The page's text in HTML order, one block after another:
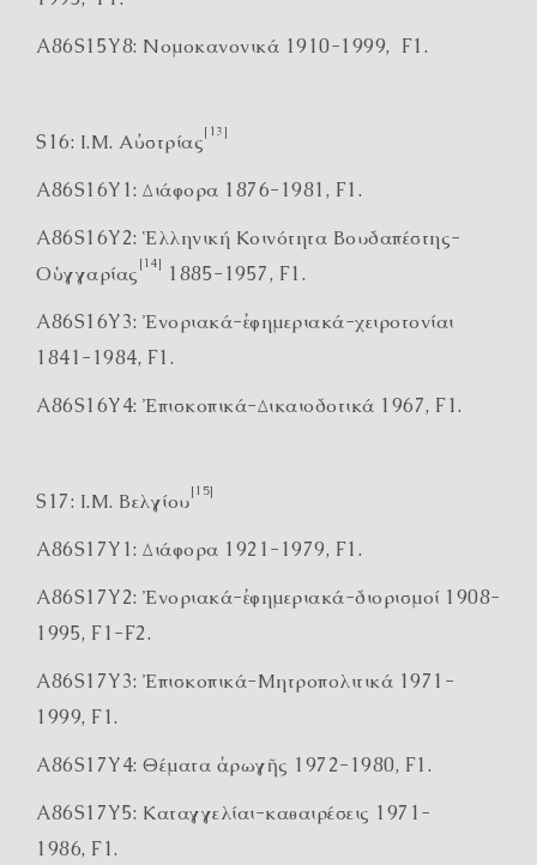
A86S15Y8: Νομοκανονικά 1910-1999, F1.
S16: Ι.Μ. Αὐστρίας[13]
A86S16Y1: Διάφορα 1876-1981, F1.
A86S16Y2: Ἑλληνική Κοινότητα Βουδαπέστης-
Οὑγγαρίας [14]
1885-1957, F1.
A86S16Y3: Ἐνοριακά-ἐφημεριακά-χειροτονίαι
1841-1984, F1.
A86S16Y4: Ἐπισκοπικά-Δικαιοδοτικά 1967, F1.
S17: Ι.Μ. Βελγίου[15]
A86S17Y1: Διάφορα 1921-1979, F1.
A86S17Y2: Ἐνοριακά-ἐφημεριακά-διορισμοί 1908-
1995, F1-F2.
A86S17Y3: Ἐπισκοπικά-Μητροπολιτικά 1971-
1999, F1.
A86S17Y4: Θέματα ἀρωγῆς 1972-1980, F1.
A86S17Y5: Καταγγελίαι-καθαιρέσεις 1971-
1986, F1.